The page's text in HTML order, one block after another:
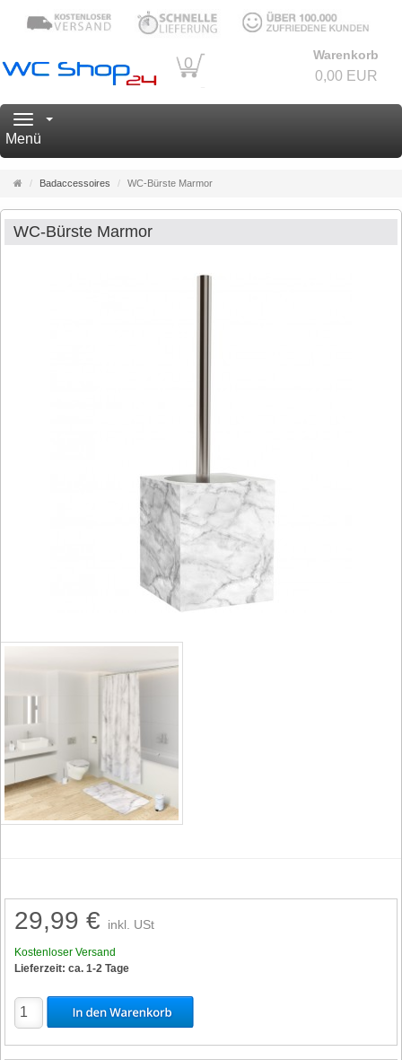
0 Warenkorb
0,00 EUR
Navigation
Menü
Startseite
Badaccessoires WC-Bürste Marmor
WC-Bürste Marmor
29,99 € inkl. USt
Kostenloser Versand
Lieferzeit: ca. 1-2 Tage